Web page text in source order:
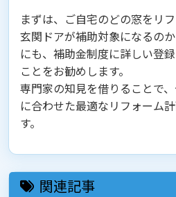
まずは、ご自宅のどの窓をリ
玄関ドアが補助対象になるの
にも、補助金制度に詳しい登
ことをお勧めします。
専門家の知見を借りることで
に合わせた最適なリフォーム
す。
関連記事